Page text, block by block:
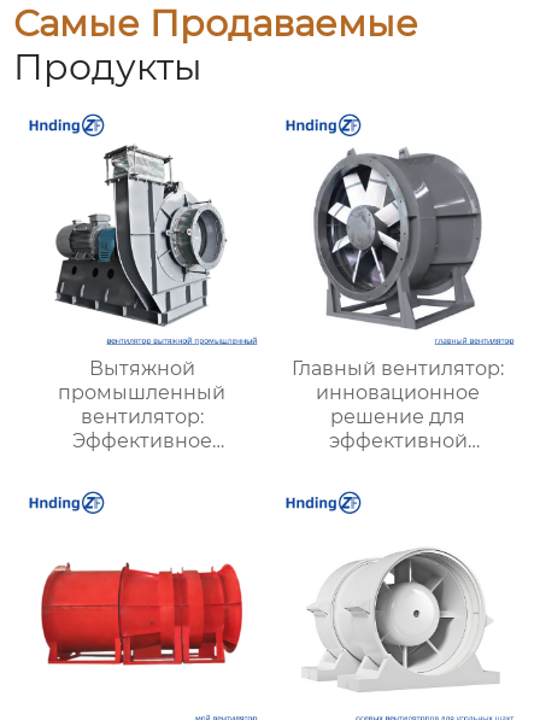
Самые Продаваемые
Продукты
Вытяжной
промышленный
вентилятор:
Эффективное
надежной вентиляции
Главный вентилятор:
инновационное
решение для
эффективной
оптимизации работы